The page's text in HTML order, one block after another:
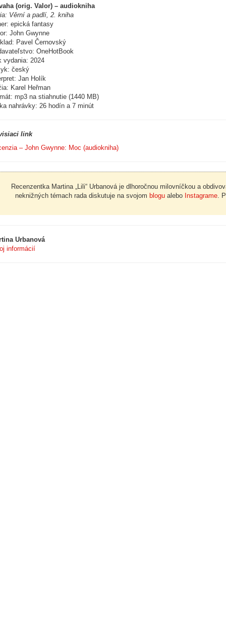
(orig. Valor) – audiokniha
Věrní a padlí, 2. kniha
epická fantasy
John Gwynne
Pavel Černovský
OneHotBook
vydania: 2024
český
Jan Holík
Karel Heřman
mp3 na stiahnutie (1440 MB)
nahrávky: 26 hodín a 7 minút
link
– John Gwynne: Moc (audiokniha)
Recenzentka Martina „Lili“ Urbanová je dlhoročnou milovníčkou a
neknižných témach rada diskutuje na svojom blogu alebo Instagrame.
Urbanová
informácií